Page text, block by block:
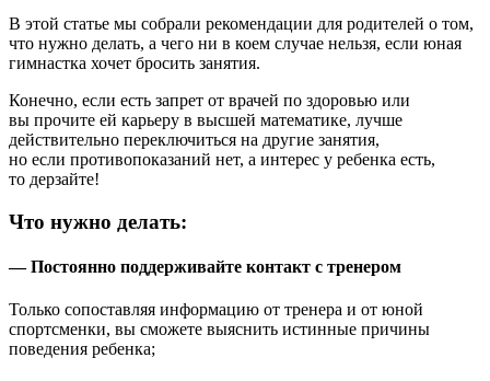
В этой статье мы собрали рекомендации для родителей о том,
что нужно делать, а чего ни в коем случае нельзя, если юная
гимнастка хочет бросить занятия.
Конечно, если есть запрет от врачей по здоровью или
вы прочите ей карьеру в высшей математике, лучше
действительно переключиться на другие занятия,
но если противопоказаний нет, а интерес у ребенка есть,
то дерзайте!
Что нужно делать:
— Постоянно поддерживайте контакт с тренером
Только сопоставляя информацию от тренера и от юной
спортсменки, вы сможете выяснить истинные причины
поведения ребенка;